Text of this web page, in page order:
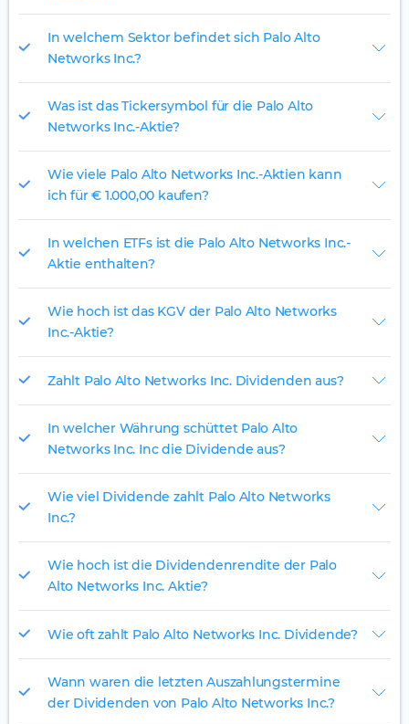
In welchem Sektor befindet sich Palo Alto
Networks Inc.?
Was ist das Tickersymbol für die Palo Alto
Networks Inc.-Aktie?
Wie viele Palo Alto Networks Inc.-Aktien kann
ich für € 1.000,00 kaufen?
In welchen ETFs ist die Palo Alto Networks Inc.-
Aktie enthalten?
Wie hoch ist das KGV der Palo Alto Networks
Inc.-Aktie?
Zahlt Palo Alto Networks Inc. Dividenden aus?
In welcher Währung schüttet Palo Alto
Networks Inc. Inc die Dividende aus?
Wie viel Dividende zahlt Palo Alto Networks
Inc.?
Wie hoch ist die Dividendenrendite der Palo
Alto Networks Inc. Aktie?
Wie oft zahlt Palo Alto Networks Inc. Dividende?
Wann waren die letzten Auszahlungstermine
der Dividenden von Palo Alto Networks Inc.?